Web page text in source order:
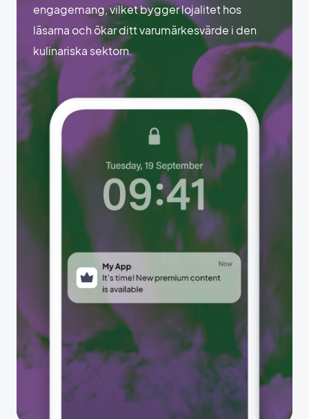
engagemang, vilket bygger lojalitet hos
läsarna och ökar ditt varumärkesvärde i den
kulinariska sektorn.